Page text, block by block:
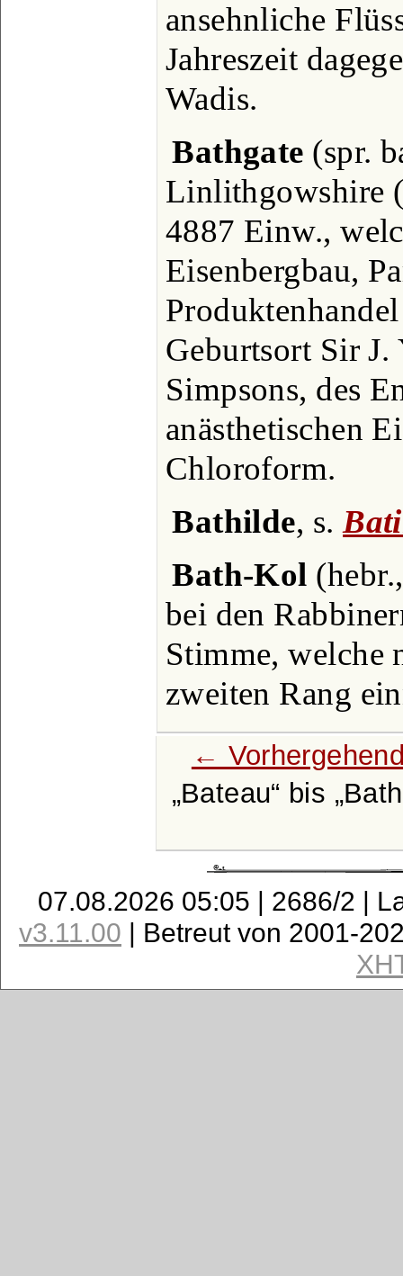
ansehnliche
Jahreszeit
Wadis.
Bathgate (spr.
Linlithgowshire
4887 Einw.,
Eisenbergbau,
Geburtsort Sir J.
Simpsons, des
anästhetischen
Chloroform.
Bathilde, s.
Bath-Kol
bei den
Stimme, welche
zweiten Rang
←
Bateau
bis
07.08.2026 05:05 | 2686/2 |
v3.11.00 | Betreut von 2001-